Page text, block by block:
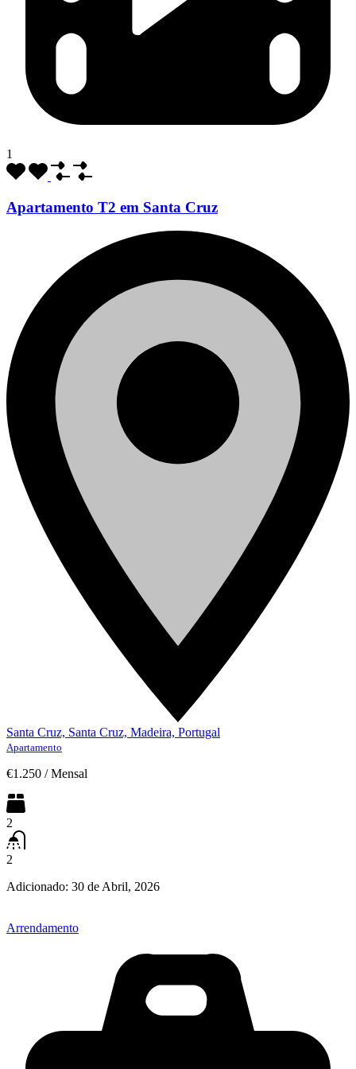
1
Apartamento T2 em Santa Cruz
Santa Cruz, Santa Cruz, Madeira, Portugal
Apartamento
€1.250 / Mensal
2
2
Adicionado: 30 de Abril, 2026
Arrendamento